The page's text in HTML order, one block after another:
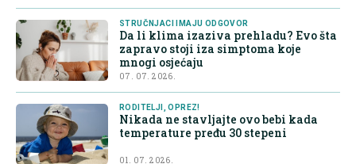
STRUČNJACI IMAJU ODGOVOR
Da li klima izaziva prehladu? Evo šta
zapravo stoji iza simptoma koje
mnogi osjećaju
07. 07. 2026.
RODITELJI, OPREZ!
Nikada ne stavljajte ovo bebi kada
temperature pređu 30 stepeni
01. 07. 2026.